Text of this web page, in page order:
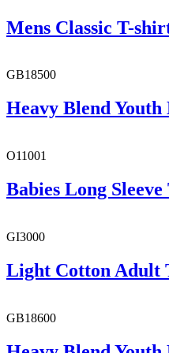
Mens Classic T-
GB18500
Heavy Blend
O11001
Babies Long
GI3000
Light Cotton Adult
GB18600